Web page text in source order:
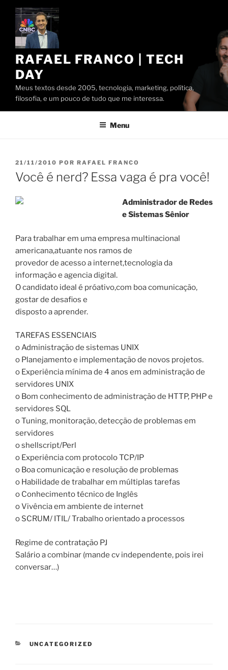
Pular
conteúdo
RAFAEL FRANCO | TECH
DAY
Meus textos desde 2005, tecnologia, marketing, política,
filosofia, e um pouco de tudo que me interessa.
Menu
PUBLICADO
EM
21/11/2010 POR RAFAEL FRANCO
Você é nerd? Essa vaga é pra você!
Administrador de Redes
e Sistemas Sênior
Para trabalhar em uma empresa multinacional
americana,atuante nos ramos de
provedor de acesso a internet,tecnologia da
informação e agencia digital.
O candidato ideal é próativo,com boa comunicação,
gostar de desafios e
disposto a aprender.
TAREFAS ESSENCIAIS
o Administração de sistemas UNIX
o Planejamento e implementação de novos projetos.
o Experiência mínima de 4 anos em administração de
servidores UNIX
o Bom conhecimento de administração de HTTP, PHP e
servidores SQL
o Tuning, monitoração, detecção de problemas em
servidores
o shellscript/Perl
o Experiência com protocolo TCP/IP
o Boa comunicação e resolução de problemas
o Habilidade de trabalhar em múltiplas tarefas
o Conhecimento técnico de Inglês
o Vivência em ambiente de internet
o SCRUM/ ITIL/ Trabalho orientado a processos
Regime de contratação PJ
Salário a combinar (mande cv independente, pois irei
conversar…)
CATEGORIAS
UNCATEGORIZED